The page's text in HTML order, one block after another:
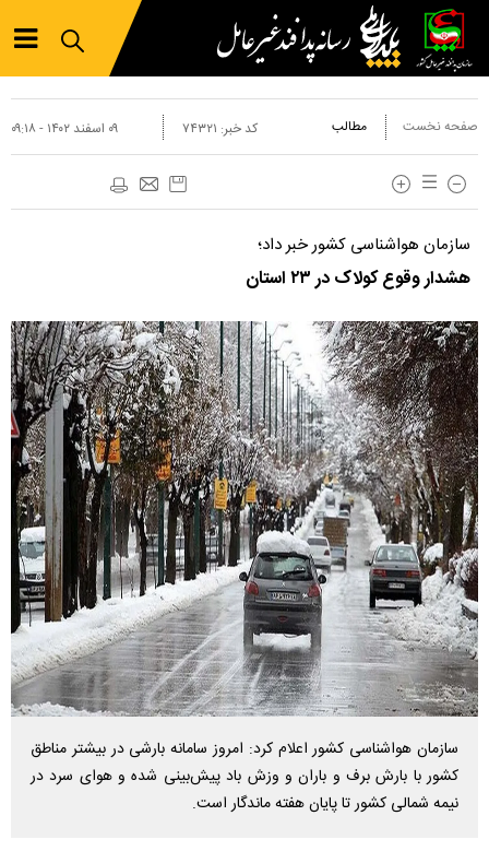
صفحه نخست مطالب ۰۹ اسفند ۱۴۰۲ - ۰۹:۱۸ کد خبر: ۷۴۳۲۱
سازمان هواشناسی کشور خبر داد؛
هشدار وقوع کولاک در ۲۳ استان
سازمان هواشناسی کشور اعلام کرد: امروز سامانه بارشی در بیشتر مناطق
کشور با بارش برف و باران و وزش باد پیش‌بینی شده و هوای سرد در
نیمه شمالی کشور تا پایان هفته ماندگار است.